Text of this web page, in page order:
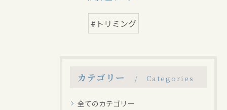
#トリミング
カテゴリー Categories
全てのカテゴリー